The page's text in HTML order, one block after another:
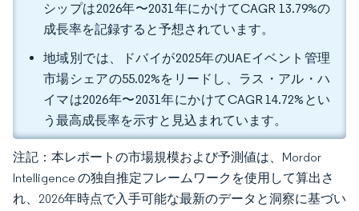
シップは2026年〜2031年にかけてCAGR 13.79%の
成長率を記録すると予想されています。
地域別では、ドバイが2025年のUAEイベント管理
市場シェアの55.02%をリードし、ラス・アル・ハ
イマは2026年〜2031年にかけてCAGR 14.72%とい
う最高成長率を示すと見込まれています。
注記：本レポートの市場規模および予測値は、Mordor
Intelligence の独自推定フレームワークを使用して算出さ
れ、2026年時点で入手可能な最新のデータと洞察に基づい